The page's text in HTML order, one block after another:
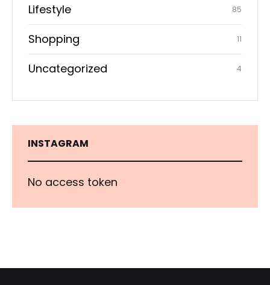
Lifestyle 85
Shopping 11
Uncategorized 4
INSTAGRAM
No access token